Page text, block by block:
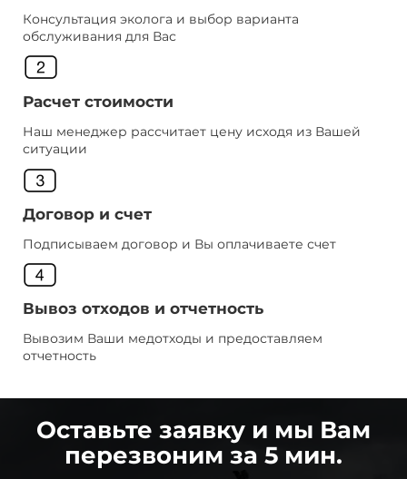
Консультация эколога и выбор варианта
обслуживания для Вас
Расчет стоимости
Наш менеджер рассчитает цену исходя из Вашей
ситуации
Договор и счет
Подписываем договор и Вы оплачиваете счет
Вывоз отходов и отчетность
Вывозим Ваши медотходы и предоставляем
отчетность
Оставьте заявку и мы Вам
перезвоним за 5 мин.